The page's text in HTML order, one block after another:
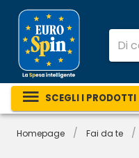
SCEGLI I PRODOTTI
Homepage / Fai da te /